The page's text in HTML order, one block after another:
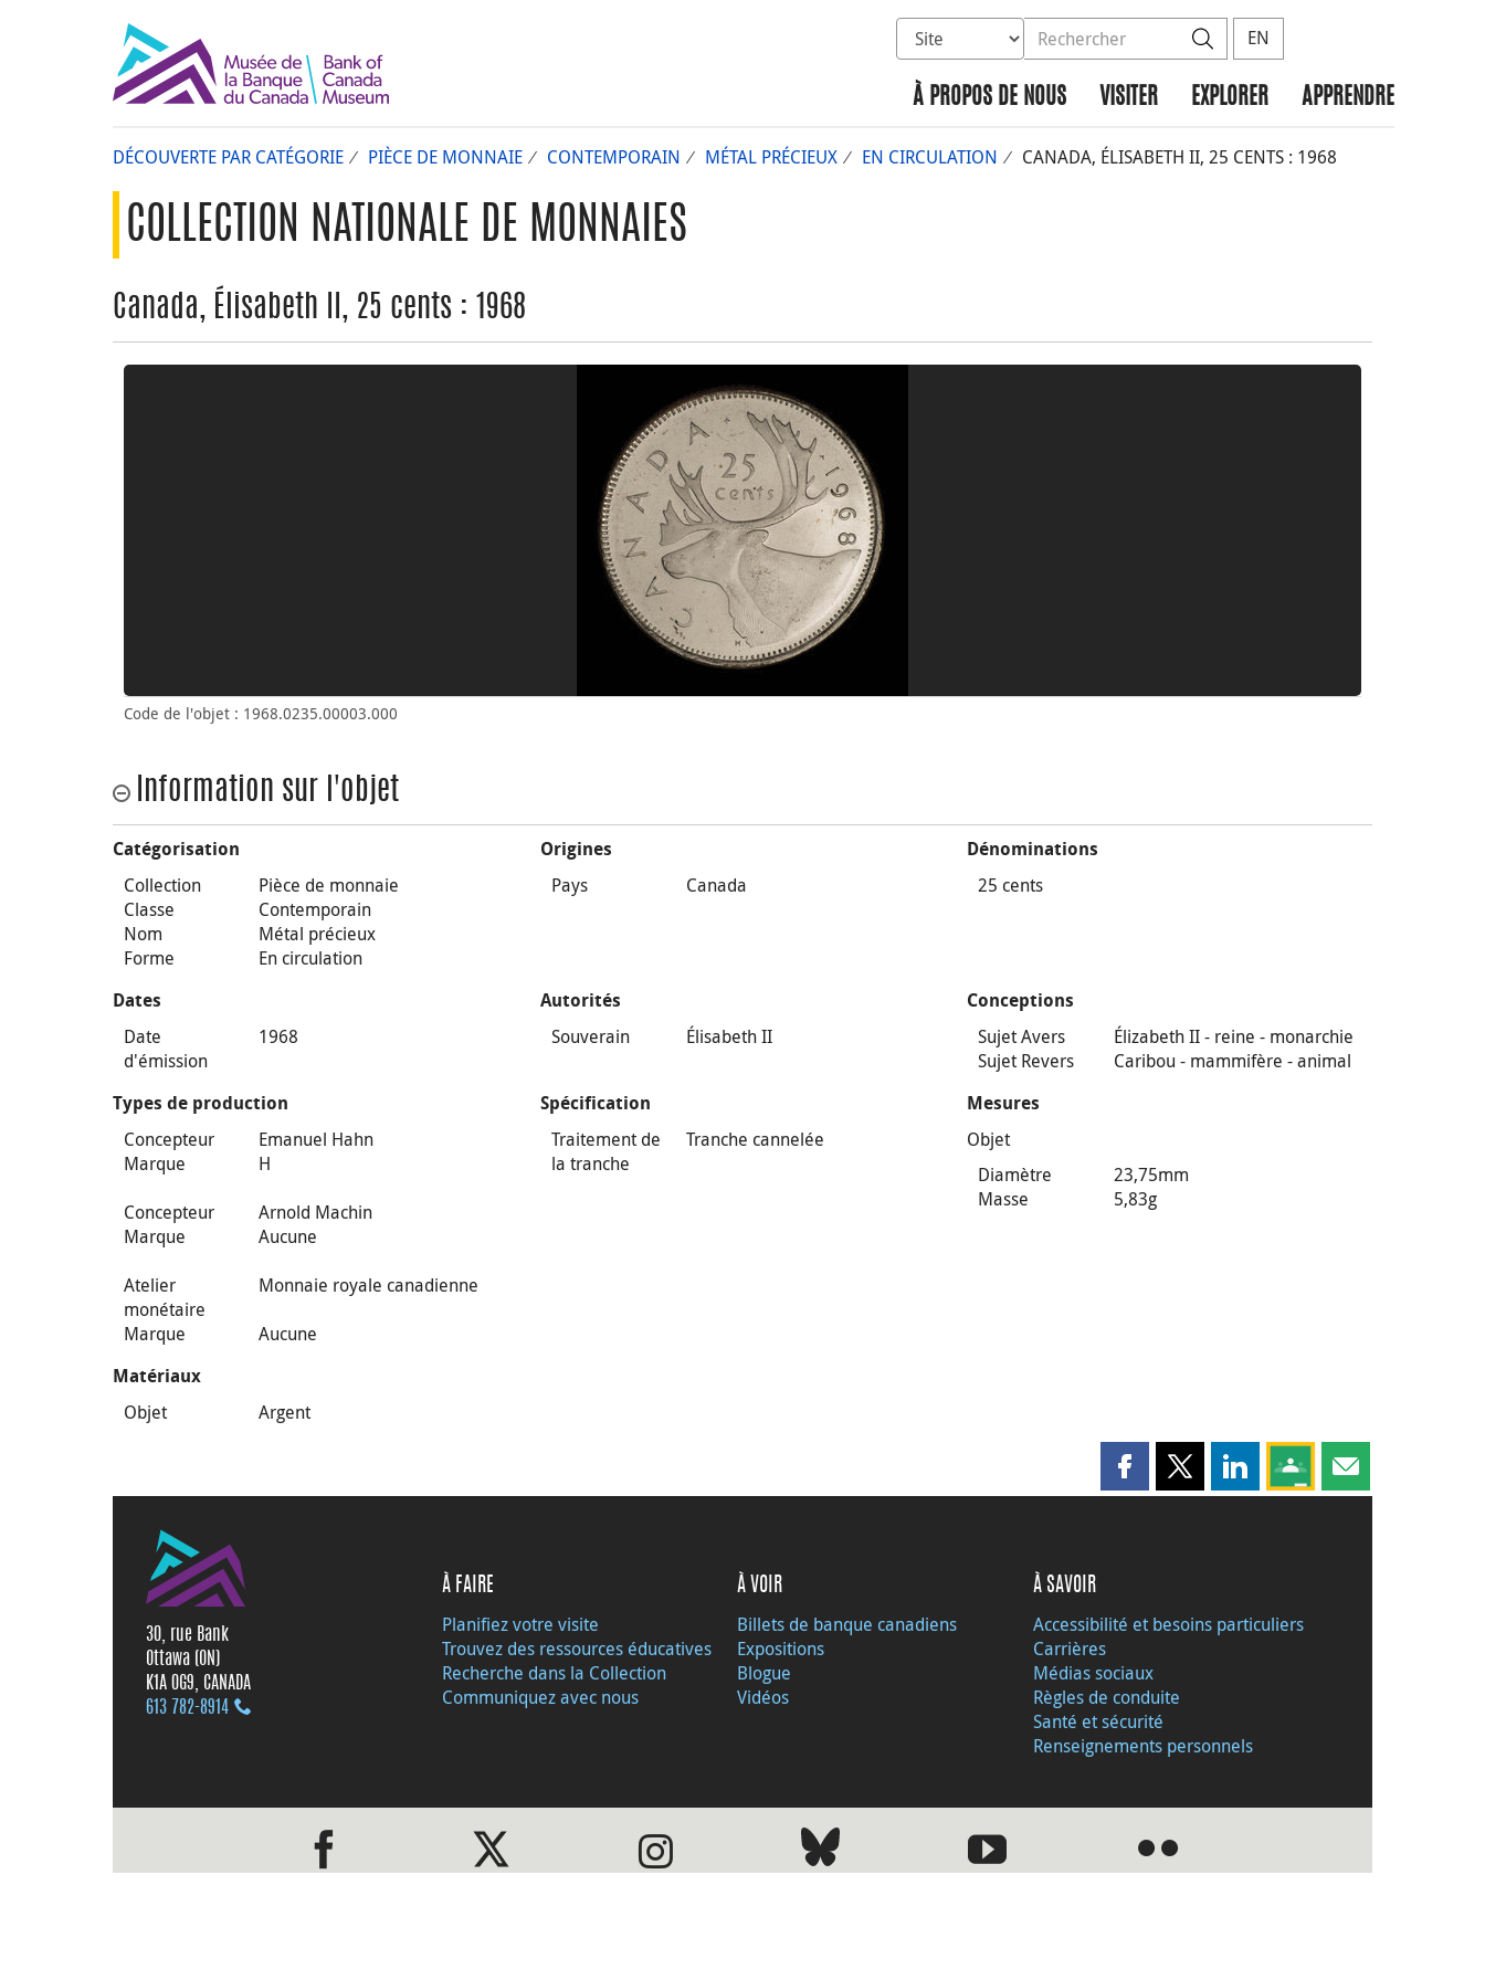
Sélectionnez la base de données à rechercher
Rechercher dans le site Rechercher
EN
À PROPOS DE NOUS VISITER EXPLORER APPRENDRE
DÉCOUVERTE PAR CATÉGORIE PIÈCE DE MONNAIE CONTEMPORAIN MÉTAL PRÉCIEUX EN CIRCULATION CANADA, ÉLISABETH II, 25 CENTS : 1968
COLLECTION NATIONALE DE MONNAIES
Canada, Élisabeth II, 25 cents : 1968
Code de l'objet : 1968.0235.00003.000
Information sur l'objet
Catégorisation
Collection
Pièce de monnaie
Classe
Contemporain
Nom
Métal précieux
Forme
En circulation
Origines
Pays Canada
Dénominations
25 cents
Dates
Date
d'émission
1968
Autorités
Souverain Élisabeth II
Conceptions
Sujet Avers
Élizabeth II - reine - monarchie
Sujet Revers
Caribou - mammifère - animal
Types de production
Concepteur
Emanuel Hahn
Marque
H
Concepteur
Arnold Machin
Marque
Aucune
Atelier
monétaire
Monnaie royale canadienne
Marque
Aucune
Spécification
Traitement de
la tranche
Tranche cannelée
Mesures
Objet
Diamètre
23,75mm
Masse
5,83g
Matériaux
Objet Argent
Partager cette page sur Facebook
Partager cette page sur X
Partager cette page sur
Partagez cette page sur
Partager cette
30, rue Bank
Ottawa (ON)
K1A 0G9, CANADA
613 782‑8914
À FAIRE
Planifiez votre visite
Trouvez des ressources éducatives
Recherche dans la Collection
Communiquez avec nous
À VOIR
Billets de banque canadiens
Expositions
Blogue
Vidéos
À SAVOIR
Accessibilité et besoins particuliers
Carrières
Médias sociaux
Règles de conduite
Santé et sécurité
Renseignements personnels
●●